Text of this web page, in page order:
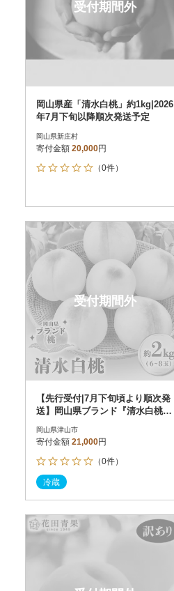
受付期間外
岡山県産「清水白桃」約1kg|2026
年7月下旬以降順次発送予定
岡山県新庄村
寄付金額 20,000円
（0件）
受付期間外
【先行受付|7月下旬頃より順次発
送】岡山県ブランド『清水白桃』
岡山県津山市
寄付金額 21,000円
（0件）
冷蔵